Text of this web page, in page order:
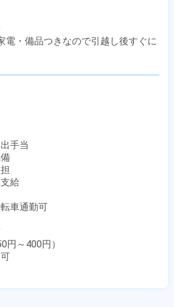
・備品つきなので引越し後すぐに
手当
給
車通勤可
～400円）